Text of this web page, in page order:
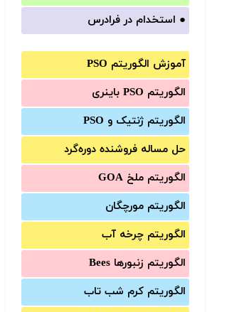
● استخدام در فرادرس
آموزش الگوریتم PSO
الگوریتم PSO باینری
الگوریتم ژنتیک و PSO
حل مساله فروشنده دوره‌گرد
الگوریتم ملخ GOA
الگوریتم مورچگان
الگوریتم چرخه آب
الگوریتم زنبورها Bees
الگوریتم کرم شب تاب